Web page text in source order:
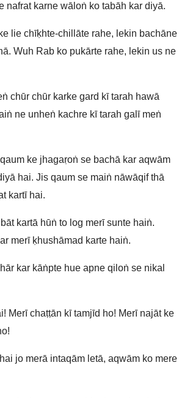
nafrat karne wāloṅ ko tabāh kar diyā.
lie chīḳhte-chillāte rahe, lekin bachāne
Wuh Rab ko pukārte rahe, lekin us ne
chūr chūr karke gard kī tarah hawā
ne unheṅ kachre kī tarah galī meṅ
ke jhagaṛoṅ se bachā kar aqwām
hai. Jis qaum se maiṅ nāwāqif thā
kartī hai.
kartā hūṅ to log merī sunte haiṅ.
merī ḳhushāmad karte haiṅ.
kar kāṅpte hue apne qiloṅ se nikal
Merī chaṭṭān kī tamjīd ho! Merī najāt ke
jo merā intaqām letā, aqwām ko mere